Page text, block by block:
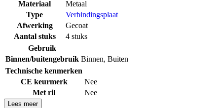
Materiaal
Metaal
Type
Verbindingsplaat
Afwerking
Gecoat
Aantal stuks
4 stuks
Gebruik
Binnen/buitengebruik Binnen, Buiten
Technische kenmerken
CE keurmerk
Nee
Met ril
Nee
Lees meer